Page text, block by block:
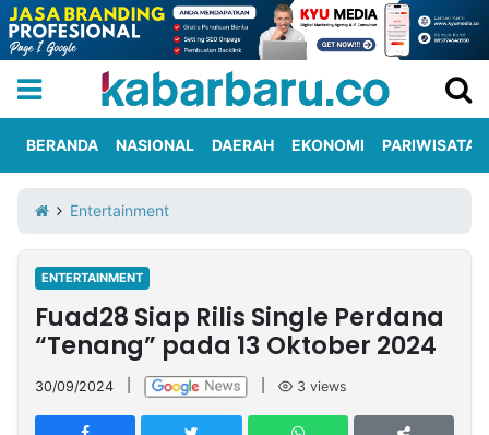
Iklan
Berita
Kami
Nasional
International
Olahraga
Entertainment
Daerah
Pariwisata
Kuliner
Kolom
Network
BERANDA NASIONAL DAERAH EKONOMI PARIWISATA
Entertainment
ENTERTAINMENT
Fuad28 Siap Rilis Single Perdana
“Tenang” pada 13 Oktober 2024
30/09/2024 3 views